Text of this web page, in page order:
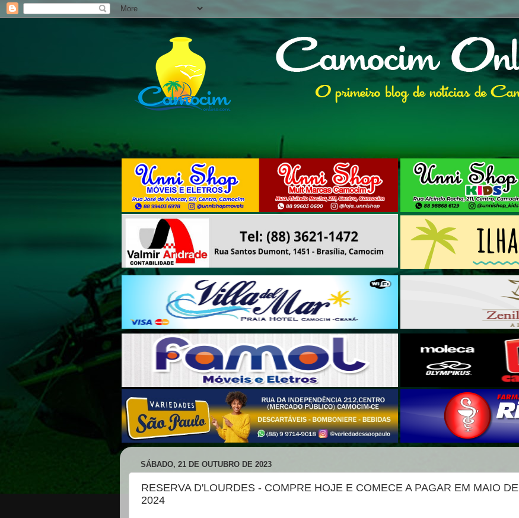
SÁBADO, 21 DE OUTUBRO DE 2023
RESERVA D'LOURDES - COMPRE HOJE E COMECE A PAGAR EM MAIO DE
2024